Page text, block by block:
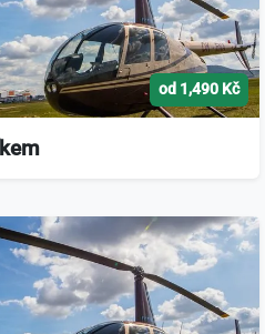
od 1,490 Kč